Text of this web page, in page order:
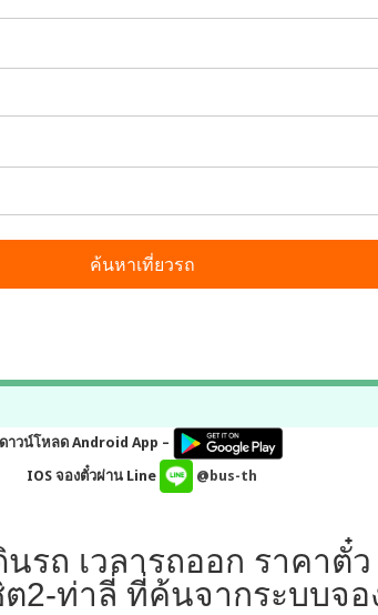
ดาวน์โหลด Android App –
IOS จองตั๋วผ่าน Line
@bus-th
รถ เวลารถออก ราคาตั๋
2-ท่าลี่ ที่ค้นจากระบบจอ